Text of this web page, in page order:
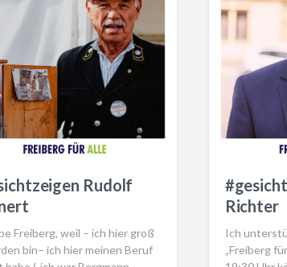
Rudolf
Freiberg, weil – ich hier groß
bin– ich hier meinen Beruf
Richter
Ich
„Freiberg